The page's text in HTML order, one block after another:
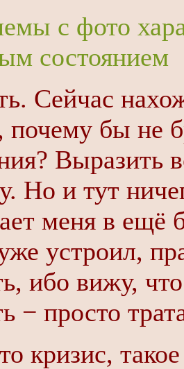
с фото
состоянием
Сейчас
бы не
Выразить
Но и тут
меня в ещё
устроил,
ибо вижу,
− просто
кризис,